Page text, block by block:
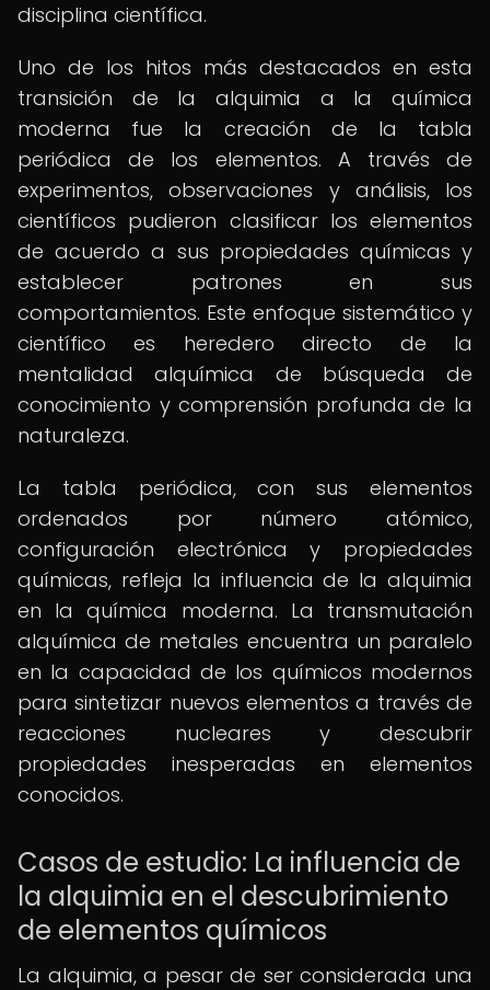
disciplina científica.
Uno de los hitos más destacados en esta
transición de la alquimia a la química
moderna fue la creación de la tabla
periódica de los elementos. A través de
experimentos, observaciones y análisis, los
científicos pudieron clasificar los elementos
de acuerdo a sus propiedades químicas y
establecer patrones en sus
comportamientos. Este enfoque sistemático y
científico es heredero directo de la
mentalidad alquímica de búsqueda de
conocimiento y comprensión profunda de la
naturaleza.
La tabla periódica, con sus elementos
ordenados por número atómico,
configuración electrónica y propiedades
químicas, refleja la influencia de la alquimia
en la química moderna. La transmutación
alquímica de metales encuentra un paralelo
en la capacidad de los químicos modernos
para sintetizar nuevos elementos a través de
reacciones nucleares y descubrir
propiedades inesperadas en elementos
conocidos.
Casos de estudio: La influencia de
la alquimia en el descubrimiento
de elementos químicos
La alquimia, a pesar de ser considerada una